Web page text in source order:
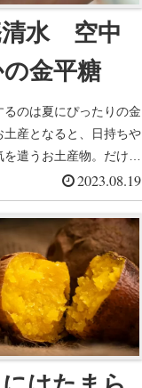
清水 空中
金平糖
るのは夏にぴったりの金
土産となると、日持ちや
遣うお土産物。だけど
2023.08.19